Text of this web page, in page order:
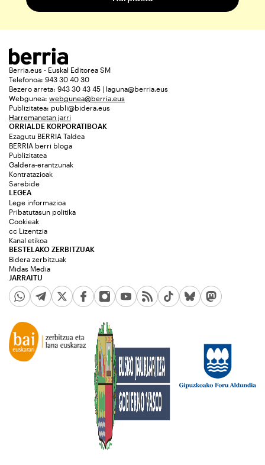
Berria.eus - Euskal Editorea SM
Telefonoa: 943 30 40 30
Bezero arreta: 943 30 43 45 | laguna@berria.eus
Webgunea: webgunea@berria.eus
Publizitatea: publi@bidera.eus
Harremanetan jarri
ORRIALDE KORPORATIBOAK
Ezagutu BERRIA Taldea
BERRIA berri bloga
Publizitatea
Galdera-erantzunak
Kontratazioak
Sarebide
JARRAITU
LEGEA
Lege informazioa
Pribatutasun politika
Cookieak
cc Lizentzia
Kanal etikoa
BESTELAKO ZERBITZUAK
Bidera zerbitzuak
Midas Media